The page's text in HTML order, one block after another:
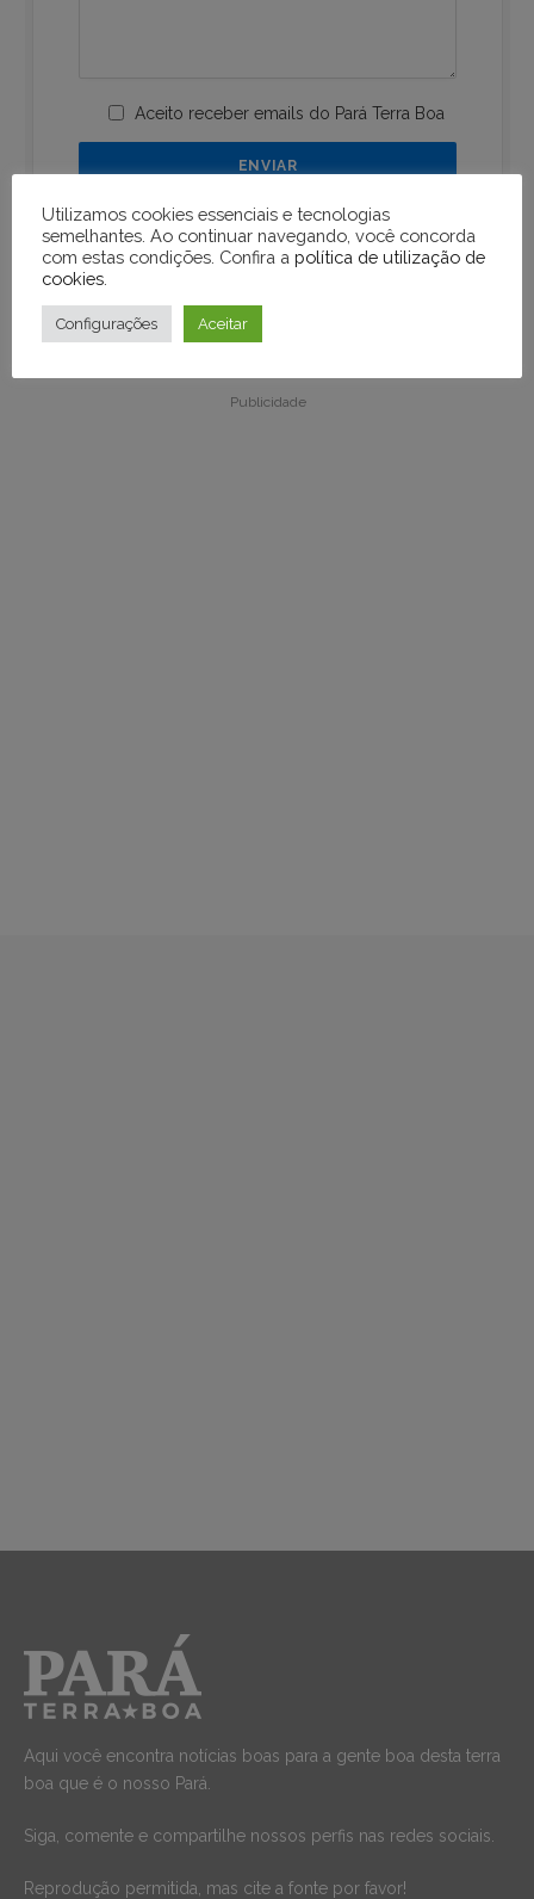
Aceito receber emails do Pará Terra Boa
Publicidade
Publicidade
Aqui você encontra notícias boas para a gente boa desta terra
boa que é o nosso Pará.
Siga, comente e compartilhe nossos perfis nas redes sociais.
Reprodução permitida, mas cite a fonte por favor!
Utilizamos cookies essenciais e tecnologias
semelhantes. Ao continuar navegando, você concorda
com estas condições. Confira a política de utilização de
cookies
Configurações Aceitar